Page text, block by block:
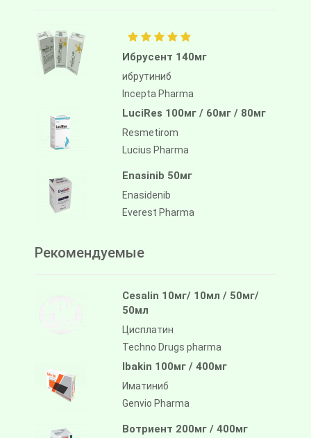
Ибрусент 140мг
ибрутиниб
Incepta Pharma
LuciRes 100мг / 60мг / 80мг
Resmetirom
Lucius Pharma
Enasinib 50мг
Enasidenib
Everest Pharma
Рекомендуемые
Cesalin 10мг/ 10мл / 50мг/
50мл
Цисплатин
Techno Drugs pharma
Ibakin 100мг / 400мг
Иматиниб
Genvio Pharma
Вотриент 200мг / 400мг